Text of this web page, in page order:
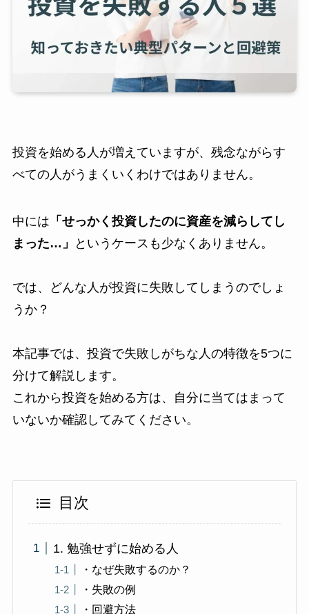
投資を始める人が増えていますが、残念ながらす
べての人がうまくいくわけではありません。
中には 「せっかく投資したのに資産を減らしてし
まった…」
というケースも少なくありません。
では、どんな人が投資に失敗してしまうのでしょ
うか？
本記事では、投資で失敗しがちな人の特徴を5つに
分けて解説します。
これから投資を始める方は、自分に当てはまって
いないか確認してみてください。
目次
1. 勉強せずに始める人
・なぜ失敗するのか？
・失敗の例
・回避方法